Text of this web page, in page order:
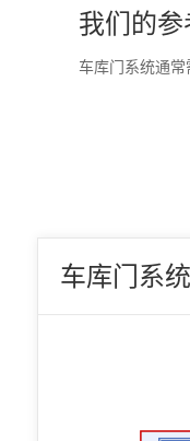
我们的
车库门系统通常
车库门系统